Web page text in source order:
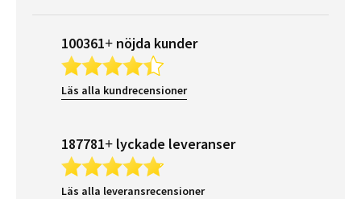
100361+ nöjda kunder
Läs alla kundrecensioner
187781+ lyckade leveranser
Läs alla leveransrecensioner